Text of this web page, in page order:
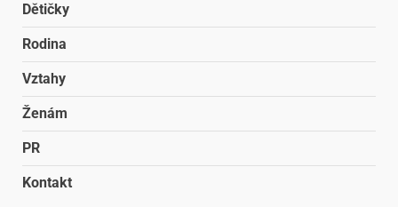
Dětičky
Rodina
Vztahy
Ženám
PR
Kontakt